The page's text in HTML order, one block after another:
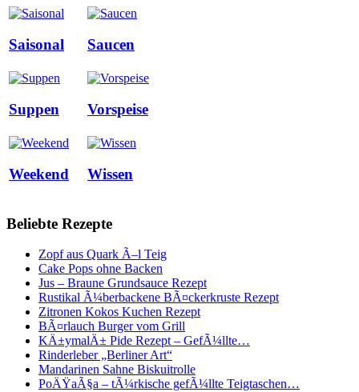
Saisonal Saucen
Suppen Vorspeise
Weekend Wissen
Beliebte Rezepte
Zopf aus Quark Ã–l Teig
Cake Pops ohne Backen
Jus – Braune Grundsauce Rezept
Rustikal Ã¼berbackene BÃ¤ckerkruste Rezept
Zitronen Kokos Kuchen Rezept
BÃ¤rlauch Burger vom Grill
KÄ±ymalÄ± Pide Rezept – GefÃ¼llte…
Rinderleber „Berliner Art“
Mandarinen Sahne Biskuitrolle
PoÄŸaÃ§a – tÃ¼rkische gefÃ¼llte Teigtaschen…